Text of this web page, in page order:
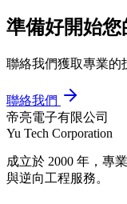
準備好開始您
聯絡我們獲取專業的
聯絡我們
帝亮電子有限公司
Yu Tech Corporation
成立於 2000 年，專
與逆向工程服務。